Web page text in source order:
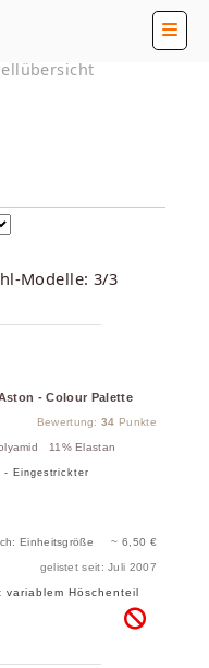
Modelle: 3/3
- Colour Palette
Bewertung:34 Punkte
11% Elastan
- Eingestrickter
Einheitsgröße ~ 6,50 €
gelistet seit: Juli 2007
variablem Höschenteil